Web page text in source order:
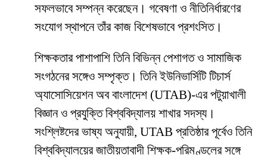
সফলভাবে সম্পন্ন করেছেন। গবেষণা ও নীতিনির্ধারণের
সংযোগ স্থাপনে তাঁর কাজ বিশেষভাবে প্রশংসিত।
শিক্ষকতার পাশাপাশি তিনি বিভিন্ন পেশাগত ও সামাজিক
সংগঠনের সঙ্গেও সম্পৃক্ত। তিনি ইউনিভার্সিটি টিচার্স
অ্যাসোসিয়েশন অব বাংলাদেশ (UTAB)-এর পটুয়াখালী
বিজ্ঞান ও প্রযুক্তি বিশ্ববিদ্যালয় শাখার সদস্য।
সংশ্লিষ্টদের ভাষ্য অনুযায়ী, UTAB প্রতিষ্ঠার পূর্বেও তিনি
বিশ্ববিদ্যালয়ের জাতীয়তাবাদী শিক্ষক-পরিমণ্ডলের সঙ্গে